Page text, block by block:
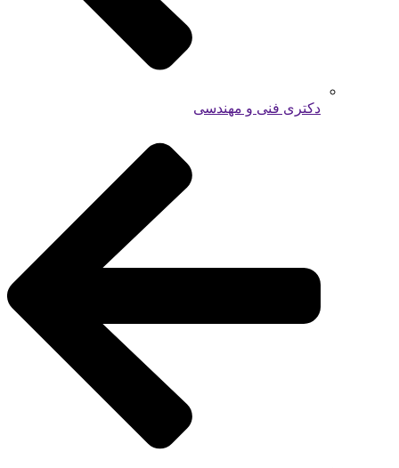
دکتری فنی و مهندسی